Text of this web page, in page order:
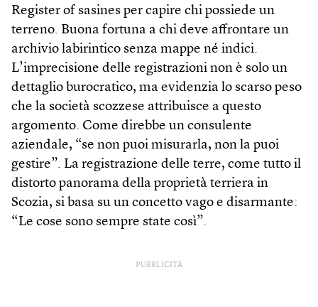
Register of sasines per capire chi possiede un
terreno. Buona fortuna a chi deve affrontare un
archivio labirintico senza mappe né indici.
L’imprecisione delle registrazioni non è solo un
dettaglio burocratico, ma evidenzia lo scarso peso
che la società scozzese attribuisce a questo
argomento. Come direbbe un consulente
aziendale, “se non puoi misurarla, non la puoi
gestire”. La registrazione delle terre, come tutto il
distorto panorama della proprietà terriera in
Scozia, si basa su un concetto vago e disarmante:
“Le cose sono sempre state così”.
PUBBLICITÀ